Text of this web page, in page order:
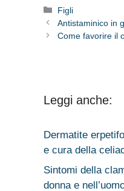
sono le
migliori?
Categorie
Figli
Antistaminico in
Come favorire il
Leggi anche:
Dermatite
e cura della
Sintomi della
donna e